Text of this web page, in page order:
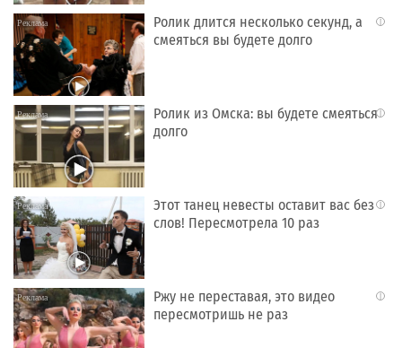
i
Ролик длится несколько секунд, а
смеяться вы будете долго
i
Ролик из Омска: вы будете смеяться
долго
i
Этот танец невесты оставит вас без
слов! Пересмотрела 10 раз
i
Ржу не переставая, это видео
пересмотришь не раз